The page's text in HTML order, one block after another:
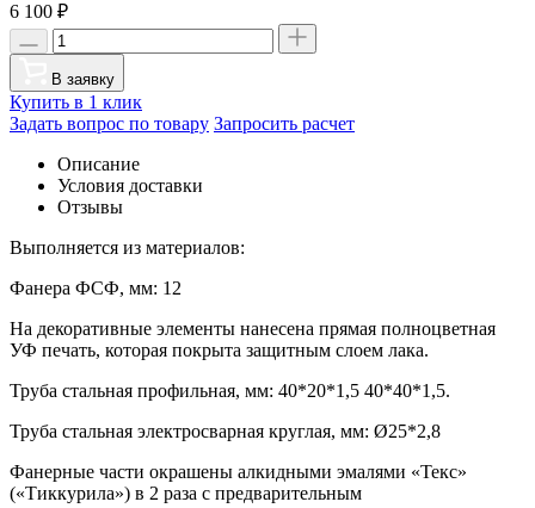
6 100 ₽
В заявку
Купить в 1 клик
Задать вопрос по товару Запросить расчет
Описание
Условия доставки
Отзывы
Выполняется из материалов:
Фанера ФСФ, мм: 12
На декоративные элементы нанесена прямая полноцветная
УФ печать, которая покрыта защитным слоем лака.
Труба стальная профильная, мм: 40*20*1,5 40*40*1,5.
Труба стальная электросварная круглая, мм: Ø25*2,8
Фанерные части окрашены алкидными эмалями «Текс»
(«Тиккурила») в 2 раза с предварительным